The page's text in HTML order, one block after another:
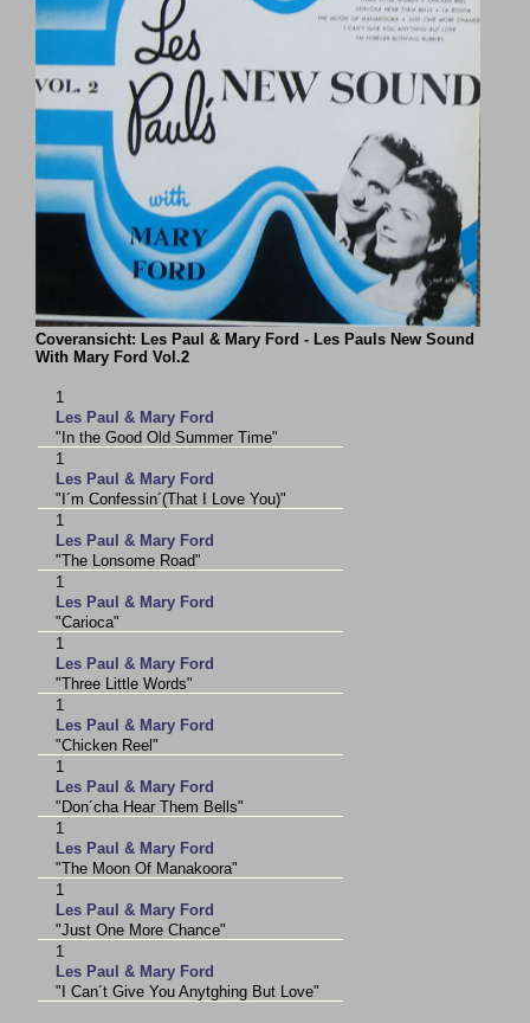
Coveransicht: Les Paul & Mary Ford - Les Pauls New Sound
With Mary Ford Vol.2
1
Les Paul & Mary Ford
"In the Good Old Summer Time"
1
Les Paul & Mary Ford
"I´m Confessin´(That I Love You)"
1
Les Paul & Mary Ford
"The Lonsome Road"
1
Les Paul & Mary Ford
"Carioca"
1
Les Paul & Mary Ford
"Three Little Words"
1
Les Paul & Mary Ford
"Chicken Reel"
1
Les Paul & Mary Ford
"Don´cha Hear Them Bells"
1
Les Paul & Mary Ford
"The Moon Of Manakoora"
1
Les Paul & Mary Ford
"Just One More Chance"
1
Les Paul & Mary Ford
"I Can´t Give You Anytghing But Love"